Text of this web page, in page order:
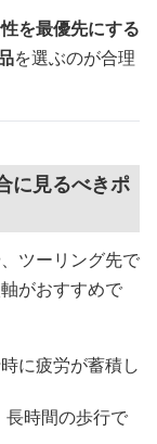
を最優先にする
を選ぶのが合理
に見るべきポ
ツーリング先で
がおすすめで
に疲労が蓄積し
長時間の歩行で